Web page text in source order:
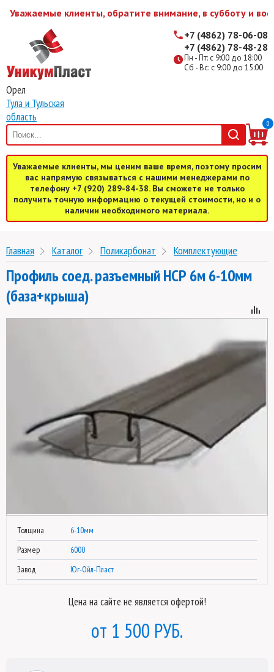
Уважаемые клиенты, обратите внимание, в субботу и
Орел
Тула и Тульская
область
Пн - Пт: с 9:00 до 18:00
Сб - Вс: с 9:00 до 15:00
+7 (4862) 78-06-08
+7 (4862) 78-48-28
0
Уважаемые клиенты, мы ценим ваше время, поэтому просим
вас напрямую связываться с нашими менеджерами по
телефону +7 (920) 289-84-38. Вы сможете не только
получить точную информацию о текущей стоимости, но и о
наличии необходимого материала.
Главная Каталог Поликарбонат Комплектующие
Профиль соед. разъемный НСР 6м 6-10мм
(база+крыша)
Толщина
6-10мм
Размер
6000
Завод
Юг-Ойл-Пласт
Цена на сайте не является офертой!
1 500 РУБ.